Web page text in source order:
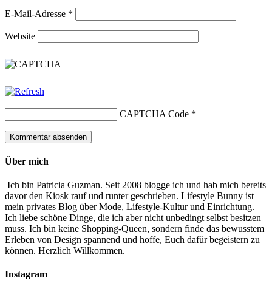
E-Mail-Adresse *
Website
CAPTCHA Code *
Über mich
Ich bin Patricia Guzman. Seit 2008 blogge ich und hab mich bereits
davor den Kiosk rauf und runter geschrieben. Lifestyle Bunny ist
mein privates Blog über Mode, Lifestyle-Kultur und Einrichtung.
Ich liebe schöne Dinge, die ich aber nicht unbedingt selbst besitzen
muss. Ich bin keine Shopping-Queen, sondern finde das bewusstem
Erleben von Design spannend und hoffe, Euch dafür begeistern zu
können. Herzlich Willkommen.
Instagram